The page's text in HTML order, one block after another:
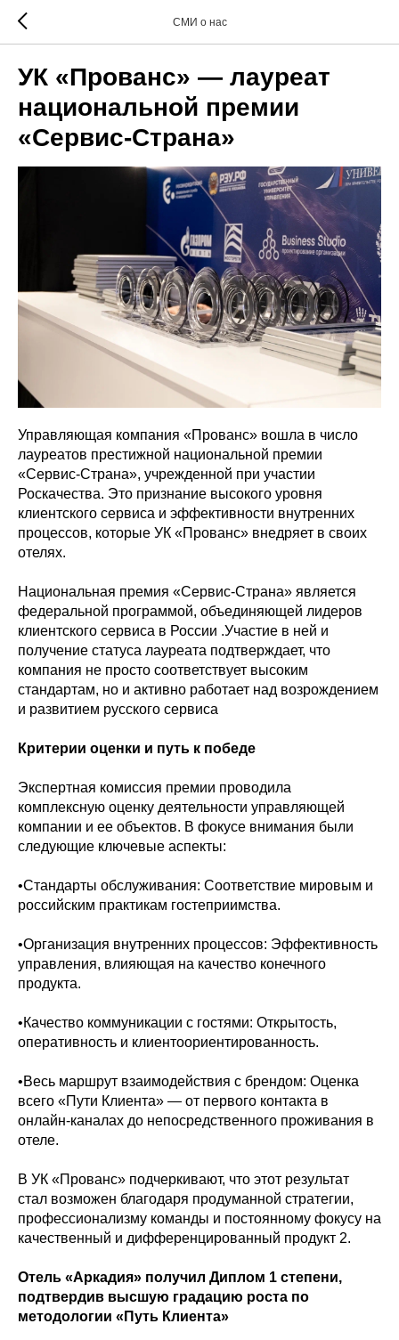
СМИ о нас
УК «Прованс» — лауреат
национальной премии
«Сервис-Страна»
Управляющая компания «Прованс» вошла в число
лауреатов престижной национальной премии
«Сервис-Страна», учрежденной при участии
Роскачества. Это признание высокого уровня
клиентского сервиса и эффективности внутренних
процессов, которые УК «Прованс» внедряет в своих
отелях.
Национальная премия «Сервис-Страна» является
федеральной программой, объединяющей лидеров
клиентского сервиса в России .Участие в ней и
получение статуса лауреата подтверждает, что
компания не просто соответствует высоким
стандартам, но и активно работает над возрождением
и развитием русского сервиса
Критерии оценки и путь к победе
Экспертная комиссия премии проводила
комплексную оценку деятельности управляющей
компании и ее объектов. В фокусе внимания были
следующие ключевые аспекты:
•Стандарты обслуживания: Соответствие мировым и
российским практикам гостеприимства.
•Организация внутренних процессов: Эффективность
управления, влияющая на качество конечного
продукта.
•Качество коммуникации с гостями: Открытость,
оперативность и клиентоориентированность.
•Весь маршрут взаимодействия с брендом: Оценка
всего «Пути Клиента» — от первого контакта в
онлайн-каналах до непосредственного проживания в
отеле.
В УК «Прованс» подчеркивают, что этот результат
стал возможен благодаря продуманной стратегии,
профессионализму команды и постоянному фокусу на
качественный и дифференцированный продукт 2.
Отель «Аркадия» получил Диплом 1 степени,
подтвердив высшую градацию роста по
методологии «Путь Клиента»